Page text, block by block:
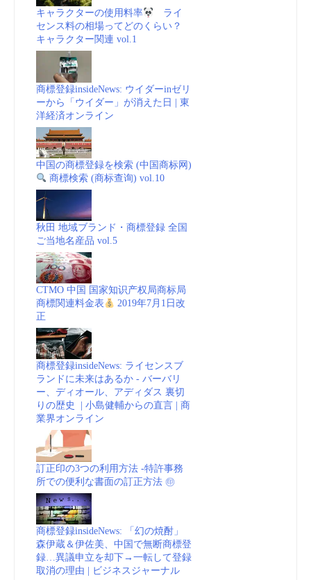
キャラクターの使用料率
ライ
センス料の相場ってどのくらい？
キャラクター関連 vol.1
商標登録insideNews: ウイダーinゼリ
ーから「ウイダー」が消えた日 | 東
洋経済オンライン
中国の商標登録を検索 (中国商标网)
商標検索 (商标查询) vol.10
秋田 地域ブランド・商標登録 全国
ご当地名産品 vol.5
CTMO 中国 国家知识产权局商标局
商標関連料金表
2019年7月1日改
正
商標登録insideNews: ライセンスブ
ランドに未来はあるか - バーバリ
ー、ディオール、アディダス 裏切
りの歴史 | 小島健輔からの直言 | 商
業界オンライン
訂正印の3つの利用方法 -特許事務
所での便利な書面の訂正方法 ㊞
商標登録insideNews: 「幻の焼酎」
森伊蔵＆伊佐美、中国で無断商標登
録…異議申立を却下→一転して登録
取消の理由 | ビジネスジャーナル